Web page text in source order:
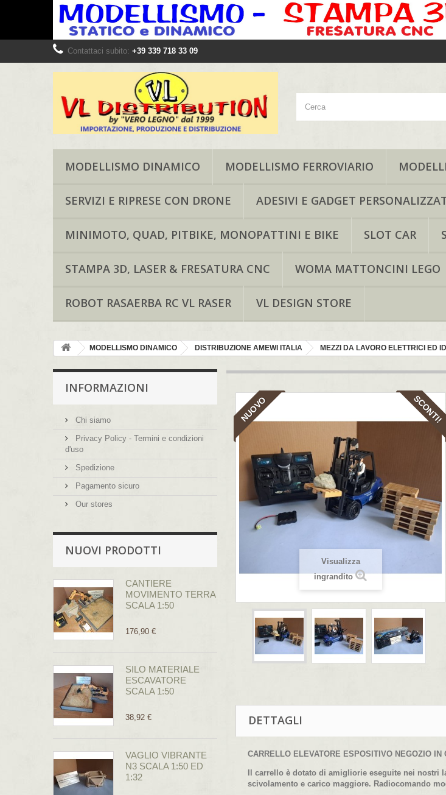
Contattaci subito: +39 339 718 33 09
MODELLISMO DINAMICO MODELLISMO FERROVIARIO
SERVIZI E RIPRESE CON DRONE ADESIVI E GADGET
MINIMOTO, QUAD, PITBIKE, MONOPATTINI E BIKE SLOT CAR
STAMPA 3D, LASER & FRESATURA CNC WOMA MATTONCINI LEGO
ROBOT RASAERBA RC VL RASER VL DESIGN STORE
MODELLISMO DINAMICO DISTRIBUZIONE AMEWI ITALIA MEZZI DA LAVORO ELETTRICI ED
INFORMAZIONI
Chi siamo
Privacy Policy - Termini e condizioni
d'uso
Spedizione
Pagamento sicuro
Our stores
NUOVI PRODOTTI
CANTIERE
MOVIMENTO TERRA
SCALA 1:50
176,90 €
SILO MATERIALE
ESCAVATORE
SCALA 1:50
38,92 €
VAGLIO VIBRANTE
N3 SCALA 1:50 ED
1:32
NUOVO SCONTI!
Visualizza
ingrandito
DETTAGLI
CARRELLO ELEVATORE ESPOSITIVO NEGOZIO IN
Il carrello è dotato di amigliorie eseguite nei nostri
scivolamento e carico maggiore. Radiocomando